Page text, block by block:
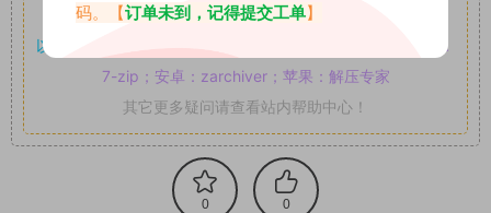
享。
以7z、7z分卷格式压缩，
电脑：
7-zip；安卓：zarchiver；苹果：解压专家
其它更多疑问请查看站内帮助中心！
0 0
码。【订单未到，记得提交工单】